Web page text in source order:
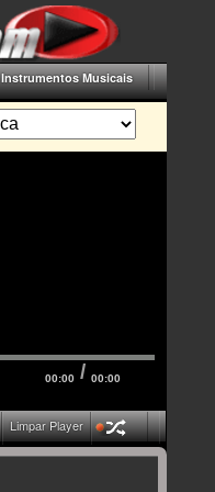
Instrumentos Musicais
00:00 / 00:00
Limpar Player